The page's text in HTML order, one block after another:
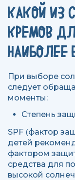
КАКОЙ ИЗ
КРЕМОВ
НАИБОЛЕЕ
При выборе
следует
моменты:
Степень
SPF (фактор
детей
фактором
средства для
высокой